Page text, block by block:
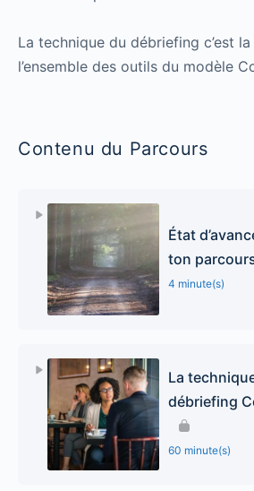
La technique du débriefing c’est
l’ensemble des outils du modèle
Contenu du Parcours
État
ton
4 minute(s)
La
débriefing
60 minute(s)